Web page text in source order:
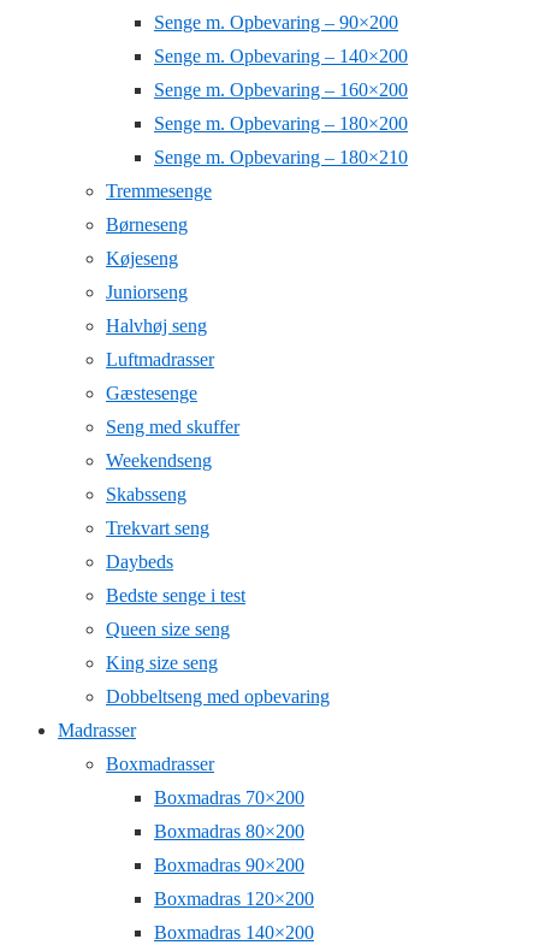
Senge m. Opbevaring – 90×200
Senge m. Opbevaring – 140×200
Senge m. Opbevaring – 160×200
Senge m. Opbevaring – 180×200
Senge m. Opbevaring – 180×210
Tremmesenge
Børneseng
Køjeseng
Juniorseng
Halvhøj seng
Luftmadrasser
Gæstesenge
Seng med skuffer
Weekendseng
Skabsseng
Trekvart seng
Daybeds
Bedste senge i test
Queen size seng
King size seng
Dobbeltseng med opbevaring
Madrasser
Boxmadrasser
Boxmadras 70×200
Boxmadras 80×200
Boxmadras 90×200
Boxmadras 120×200
Boxmadras 140×200